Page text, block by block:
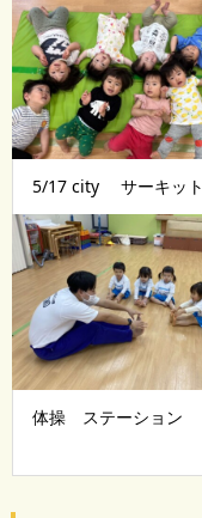
5/17 city サーキット
体操 ステーション